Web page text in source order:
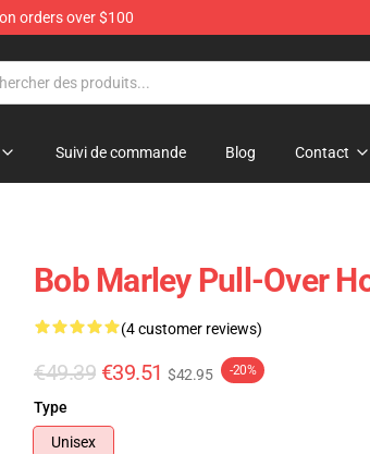
orders over $100
Suivi de commande Blog Contact
Bob Marley Pull-Over
(4 customer reviews)
€49.39 €39.51 $42.95 -20%
Type
Unisex